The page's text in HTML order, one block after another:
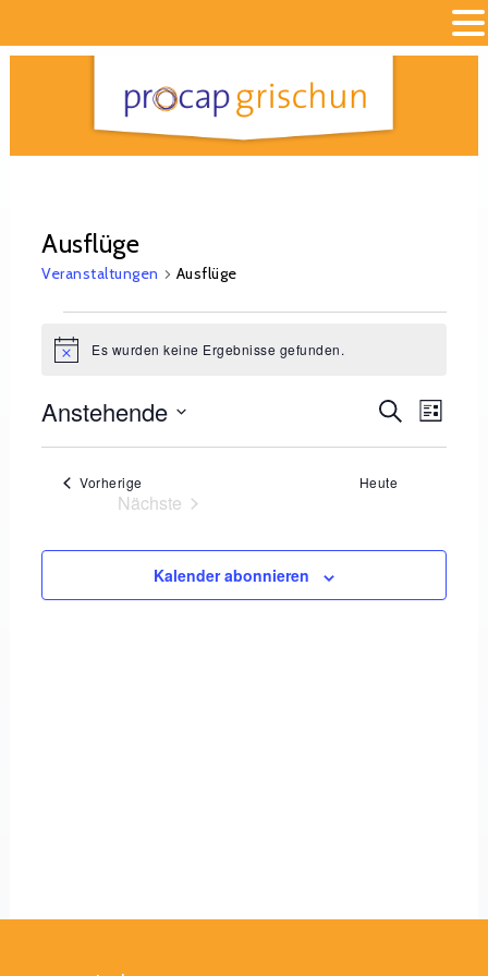
Ausflüge
Veranstaltungen Ausflüge
HinweisEs wurden keine Ergebnisse gefunden.
Suche
und
Suche
Liste
Anstehende
Datum
Vorherige Heute
Nächste
Kalender abonnieren